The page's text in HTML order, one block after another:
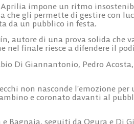
impone un ritmo
che gli permette di gestire con
da un pubblico in festa.
autore di una prova solida che
nel finale riesce a difendere il
Di Giannantonio, Pedro
non nasconde l’emozione per
e coronato davanti al
Bagnaia, seguiti da Ogura e Di